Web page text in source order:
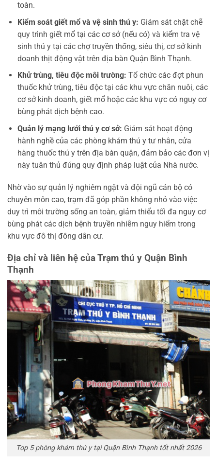
toàn.
Kiểm soát giết mổ và vệ sinh thú y: Giám sát chặt chẽ
quy trình giết mổ tại các cơ sở (nếu có) và kiểm tra vệ
sinh thú y tại các chợ truyền thống, siêu thị, cơ sở kinh
doanh thịt động vật trên địa bàn Quận Bình Thạnh.
Khử trùng, tiêu độc môi trường: Tổ chức các đợt phun
thuốc khử trùng, tiêu độc tại các khu vực chăn nuôi, các
cơ sở kinh doanh, giết mổ hoặc các khu vực có nguy cơ
bùng phát dịch bệnh cao.
Quản lý mạng lưới thú y cơ sở: Giám sát hoạt động
hành nghề của các phòng khám thú y tư nhân, cửa
hàng thuốc thú y trên địa bàn quận, đảm bảo các đơn vị
này tuân thủ đúng quy định pháp luật của Nhà nước.
Nhờ vào sự quản lý nghiêm ngặt và đội ngũ cán bộ có
chuyên môn cao, trạm đã góp phần không nhỏ vào việc
duy trì môi trường sống an toàn, giảm thiểu tối đa nguy cơ
bùng phát các dịch bệnh truyền nhiễm nguy hiểm trong
khu vực đô thị đông dân cư.
Địa chỉ và liên hệ của Trạm thú y Quận Bình
Thạnh
Top 5 phòng khám thú y tại Quận Bình Thạnh tốt nhất 2026